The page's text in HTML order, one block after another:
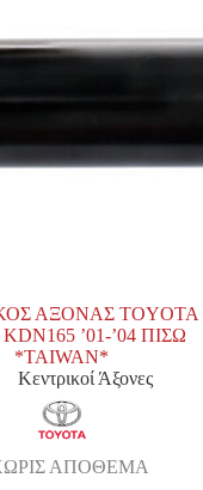
ΑΞΟΝΑΣ TOYOTA
’01-’04 ΠΙΣΩ
*TAIWAN*
Κεντρικοί Άξονες
ΑΠΟΘΕΜΑ